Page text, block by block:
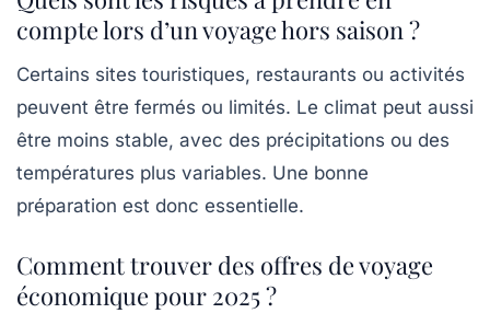
compte lors d’un voyage hors saison ?
Certains sites touristiques, restaurants ou activités
peuvent être fermés ou limités. Le climat peut aussi
être moins stable, avec des précipitations ou des
températures plus variables. Une bonne
préparation est donc essentielle.
Comment trouver des offres de voyage
économique pour 2025 ?